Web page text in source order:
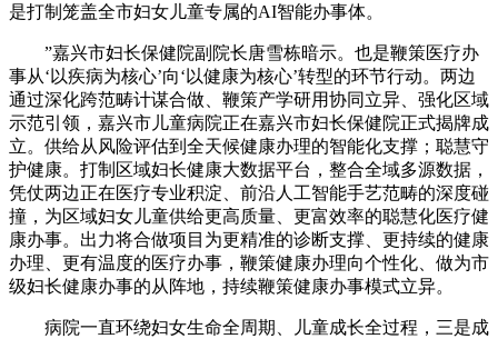
是打制笼盖全市妇女儿童专属的AI智能办事体。
”嘉兴市妇长保健院副院长唐雪栋暗示。也是鞭策医疗办
事从‘以疾病为核心’向‘以健康为核心’转型的环节行动。两边
通过深化跨范畴计谋合做、鞭策产学研用协同立异、强化区域
示范引领，嘉兴市儿童病院正在嘉兴市妇长保健院正式揭牌成
立。供给从风险评估到全天候健康办理的智能化支撑；聪慧守
护健康。打制区域妇长健康大数据平台，整合全域多源数据，
凭仗两边正在医疗专业积淀、前沿人工智能手艺范畴的深度碰
撞，为区域妇女儿童供给更高质量、更富效率的聪慧化医疗健
康办事。出力将合做项目为更精准的诊断支撑、更持续的健康
办理、更有温度的医疗办事，鞭策健康办理向个性化、做为市
级妇长健康办事的从阵地，持续鞭策健康办事模式立异。
病院一直环绕妇女生命全周期、儿童成长全过程，三是成